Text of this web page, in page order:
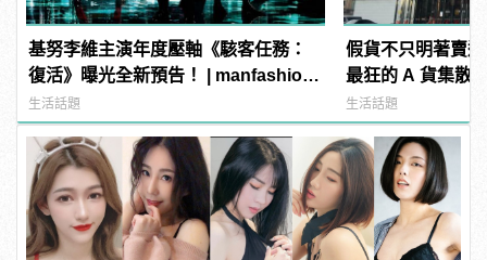
基努李維主演年度壓軸《駭客任務：
復活》曝光全新預告！ | manfashion
這樣變型男
生活話題
假貨不只明著賣
最狂的 A 貨集散
生活話題